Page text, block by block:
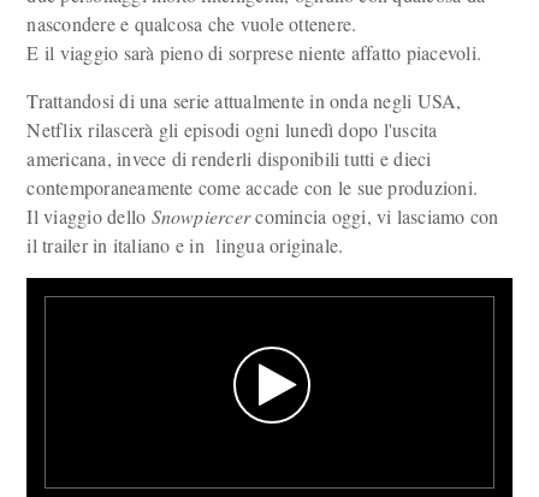
nascondere e qualcosa che vuole ottenere.
E il viaggio sarà pieno di sorprese niente affatto piacevoli.
Trattandosi di una serie attualmente in onda negli USA,
Netflix rilascerà gli episodi ogni lunedì dopo l'uscita
americana, invece di renderli disponibili tutti e dieci
contemporaneamente come accade con le sue produzioni.
Il viaggio dello Snowpiercercomincia oggi, vi lasciamo con
il trailer in italiano e in lingua originale.